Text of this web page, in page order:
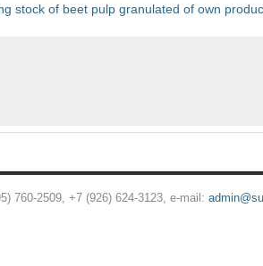
stock of beet pulp granulated of own
760-2509, +7 (926) 624-3123, e-mail: